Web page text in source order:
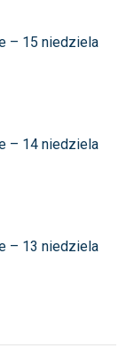
– 15 niedziela
– 14 niedziela
– 13 niedziela